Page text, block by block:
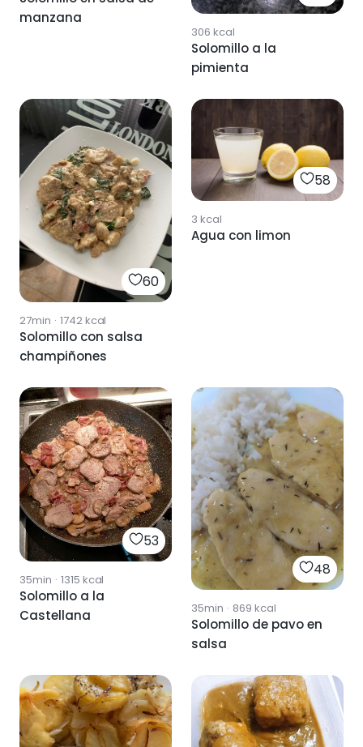
manzana
306 kcal
Solomillo a la
pimienta
60
27min · 1742kcal
Solomillo con salsa
champiñones
58
3 kcal
Agua con limon
53
35min · 1315 kcal
Solomillo a la
Castellana
48
35min · 869 kcal
Solomillo de pavo en
salsa